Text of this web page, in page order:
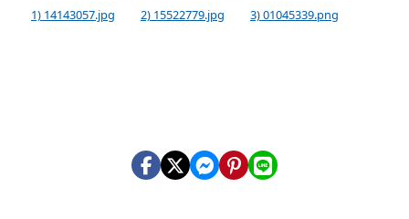
1) 14143057.jpg 2) 15522779.jpg 3) 01045339.png